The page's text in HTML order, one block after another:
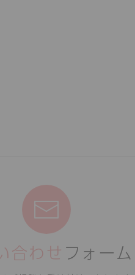
合わせ フォーム